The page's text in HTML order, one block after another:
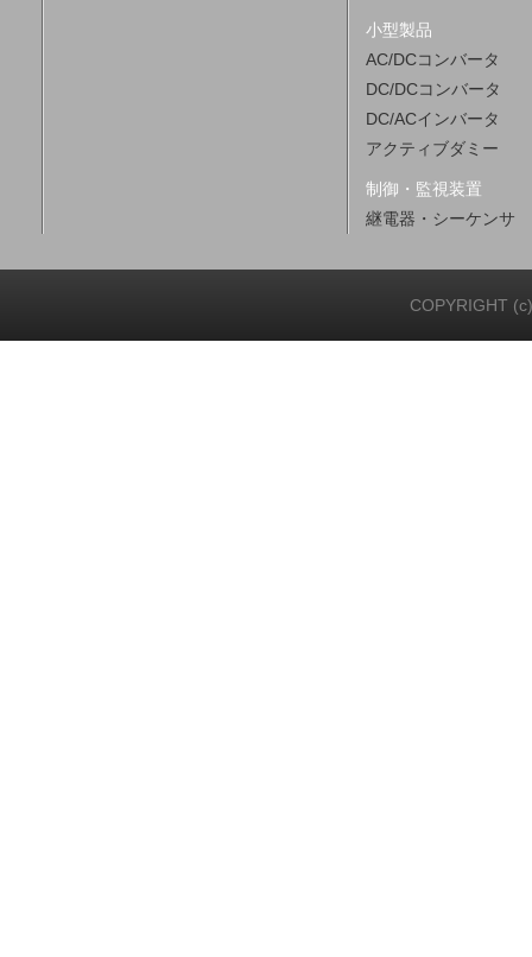
小型製品
AC/DCコンバータ
DC/DCコンバータ
DC/ACインバータ
アクティブダミー
制御・監視装置
継電器・シーケンサ
COPYRIGHT